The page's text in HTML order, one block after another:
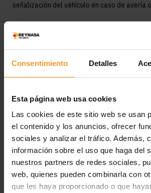
Consentimiento Detalles
Esta página web usa cookies
Las cookies de este sitio web se usan
el contenido y los anuncios, ofrecer
sociales y analizar el tráfico. Además,
información sobre el uso que haga del
nuestros partners de redes sociales,
web, quienes pueden combinarla con
que les haya proporcionado o que
señalización del vehículo en caso de avería
LEER MÁS
Entradas recientes
Los neumáticos están desgastados en el
accidentes de tráfico con víctimas